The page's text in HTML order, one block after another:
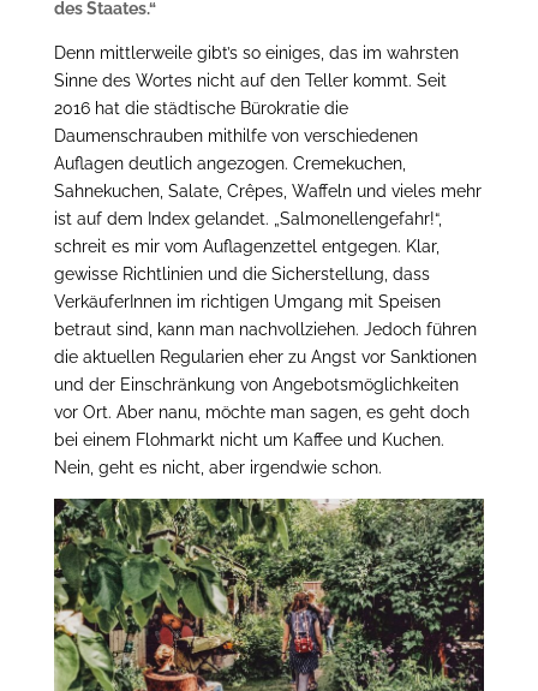
des Staates.“
Denn mittlerweile gibt’s so einiges, das im wahrsten
Sinne des Wortes nicht auf den Teller kommt. Seit
2016 hat die städtische Bürokratie die
Daumenschrauben mithilfe von verschiedenen
Auflagen deutlich angezogen. Cremekuchen,
Sahnekuchen, Salate, Crêpes, Waffeln und vieles mehr
ist auf dem Index gelandet. „Salmonellengefahr!“,
schreit es mir vom Auflagenzettel entgegen. Klar,
gewisse Richtlinien und die Sicherstellung, dass
VerkäuferInnen im richtigen Umgang mit Speisen
betraut sind, kann man nachvollziehen. Jedoch führen
die aktuellen Regularien eher zu Angst vor Sanktionen
und der Einschränkung von Angebotsmöglichkeiten
vor Ort. Aber nanu, möchte man sagen, es geht doch
bei einem Flohmarkt nicht um Kaffee und Kuchen.
Nein, geht es nicht, aber irgendwie schon.